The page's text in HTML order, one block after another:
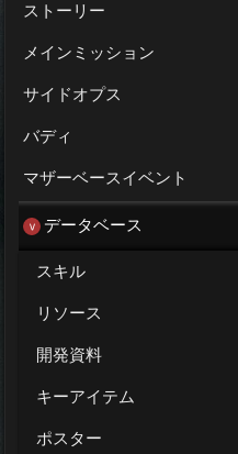
ストーリー
メインミッション
サイドオプス
バディ
マザーベースイベント
データベース
スキル
リソース
開発資料
キーアイテム
ポスター